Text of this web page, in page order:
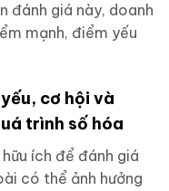
đánh giá này, doanh
mạnh, điểm yếu
cơ hội và
trình số hóa
ích để đánh giá
có thể ảnh hưởng